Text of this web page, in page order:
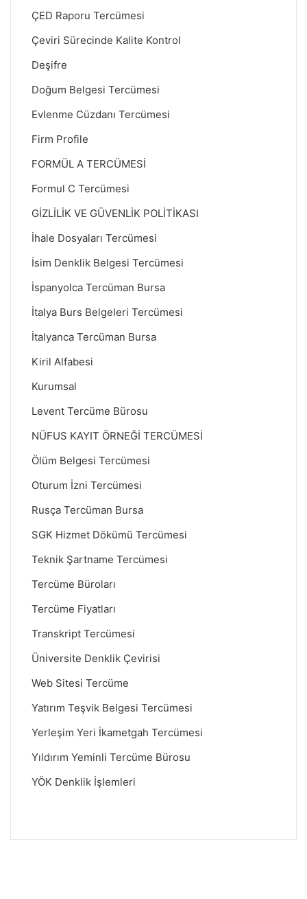
ÇED Raporu Tercümesi
Çeviri Sürecinde Kalite Kontrol
Deşifre
Doğum Belgesi Tercümesi
Evlenme Cüzdanı Tercümesi
Firm Profile
FORMÜL A TERCÜMESİ
Formul C Tercümesi
GİZLİLİK VE GÜVENLİK POLİTİKASI
İhale Dosyaları Tercümesi
İsim Denklik Belgesi Tercümesi
İspanyolca Tercüman Bursa
İtalya Burs Belgeleri Tercümesi
İtalyanca Tercüman Bursa
Kiril Alfabesi
Kurumsal
Levent Tercüme Bürosu
NÜFUS KAYIT ÖRNEĞİ TERCÜMESİ
Ölüm Belgesi Tercümesi
Oturum İzni Tercümesi
Rusça Tercüman Bursa
SGK Hizmet Dökümü Tercümesi
Teknik Şartname Tercümesi
Tercüme Büroları
Tercüme Fiyatları
Transkript Tercümesi
Üniversite Denklik Çevirisi
Web Sitesi Tercüme
Yatırım Teşvik Belgesi Tercümesi
Yerleşim Yeri İkametgah Tercümesi
Yıldırım Yeminli Tercüme Bürosu
YÖK Denklik İşlemleri